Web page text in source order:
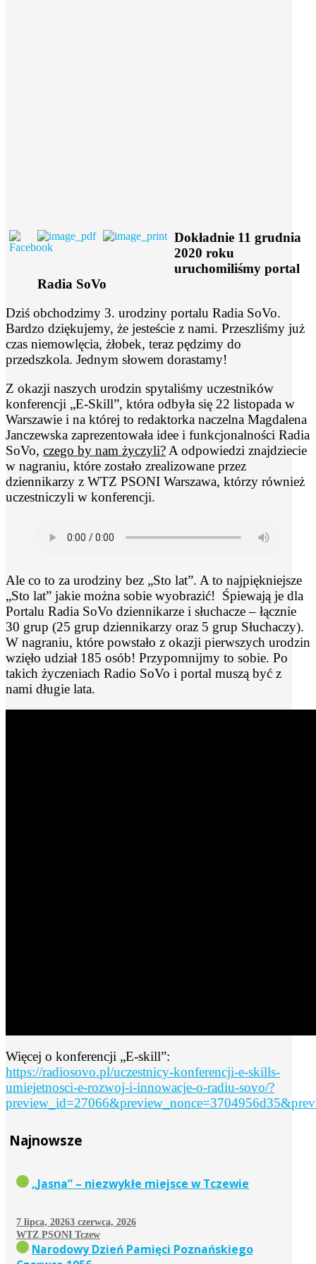
Dokładnie 11 grudnia
2020 roku
uruchomiliśmy portal
Radia SoVo
Dziś obchodzimy 3. urodziny portalu Radia SoVo.
Bardzo dziękujemy, że jesteście z nami. Przeszliśmy już
czas niemowlęcia, żłobek, teraz pędzimy do
przedszkola. Jednym słowem dorastamy!
Z okazji naszych urodzin spytaliśmy uczestników
konferencji „E-Skill”, która odbyła się 22 listopada w
Warszawie i na której to redaktorka naczelna Magdalena
Janczewska zaprezentowała idee i funkcjonalności Radia
SoVo, czego by nam życzyli? A odpowiedzi znajdziecie
w nagraniu, które zostało zrealizowane przez
dziennikarzy z WTZ PSONI Warszawa, którzy również
uczestniczyli w konferencji.
Ale co to za urodziny bez „Sto lat”. A to najpiękniejsze
„Sto lat” jakie można sobie wyobrazić! Śpiewają je dla
Portalu Radia SoVo dziennikarze i słuchacze – łącznie
30 grup (25 grup dziennikarzy oraz 5 grup Słuchaczy).
W nagraniu, które powstało z okazji pierwszych urodzin
wzięło udział 185 osób! Przypomnijmy to sobie. Po
takich życzeniach Radio SoVo i portal muszą być z
nami długie lata.
Więcej o konferencji „E-skill”:
https://radiosovo.pl/uczestnicy-konferencji-e-skills-
umiejetnosci-e-rozwoj-i-innowacje-o-radiu-sovo/?
Najnowsze
„Jasna” – niezwykłe miejsce w Tczewie
7 lipca, 20263 czerwca, 2026
WTZ PSONI Tczew
Narodowy Dzień Pamięci Poznańskiego